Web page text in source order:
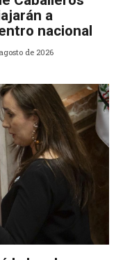
a
nacional
de 2026